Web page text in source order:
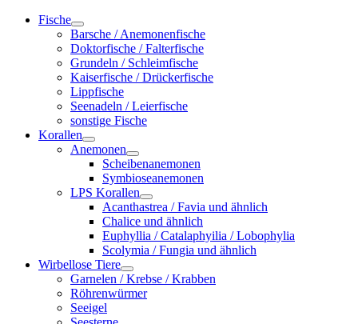
Fische
Barsche / Anemonenfische
Doktorfische / Falterfische
Grundeln / Schleimfische
Kaiserfische / Drückerfische
Lippfische
Seenadeln / Leierfische
sonstige Fische
Korallen
Anemonen
Scheibenanemonen
Symbioseanemonen
LPS Korallen
Acanthastrea / Favia und ähnlich
Chalice und ähnlich
Euphyllia / Catalaphyilia / Lobophylia
Scolymia / Fungia und ähnlich
Wirbellose Tiere
Garnelen / Krebse / Krabben
Röhrenwürmer
Seeigel